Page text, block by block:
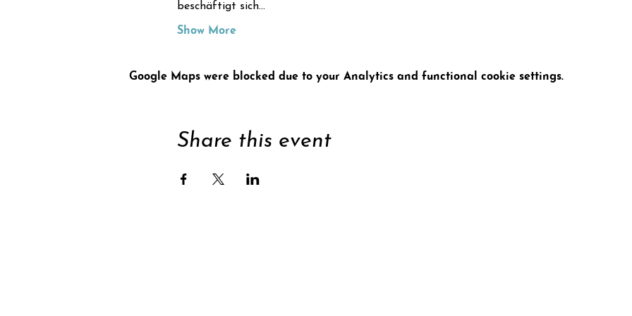
beschäftigt sich…
Show More
Google Maps were blocked due to your Analytics and functional cookie settings.
Share this event